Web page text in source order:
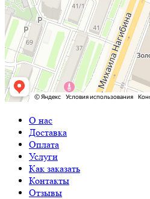
О нас
Доставка
Оплата
Услуги
Как заказать
Контакты
Отзывы